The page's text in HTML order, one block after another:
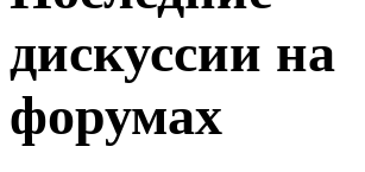
дискуссии на
форумах